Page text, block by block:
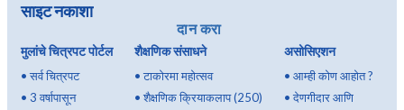
दान करा
साइट नकाशा
मुलांचे चित्रपट पोर्टल
• सर्व चित्रपट
• 3 वर्षापासून
शैक्षणिक संसाधने
• टाकोरमा महोत्सव
• शैक्षणिक क्रियाकलाप (250)
असोसिएशन
•आम्ही कोण आहोत ?
•देणगीदार आणि